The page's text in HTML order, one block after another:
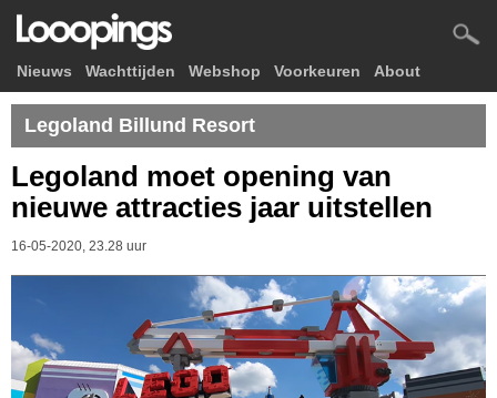
Nieuws Wachttijden Webshop Voorkeuren About
Legoland Billund Resort
Legoland moet opening van
nieuwe attracties jaar uitstellen
16-05-2020, 23.28 uur